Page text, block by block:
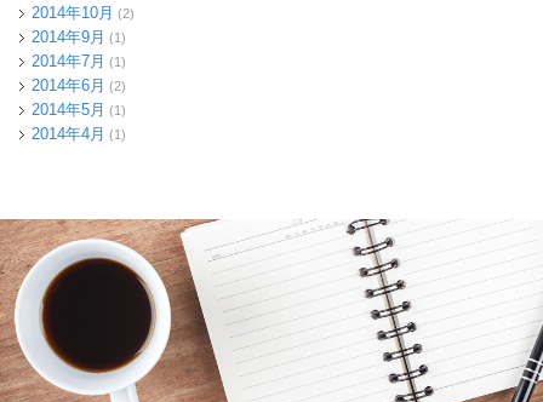
2014年10月 (2)
2014年9月 (1)
2014年7月 (1)
2014年6月 (2)
2014年5月 (1)
2014年4月 (1)